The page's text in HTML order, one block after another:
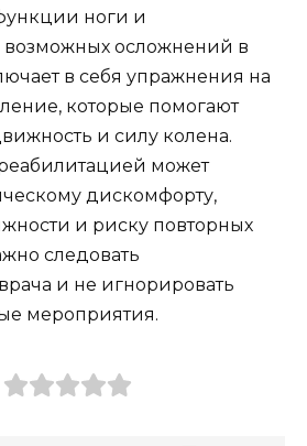
ноги и
осложнений в
в себя упражнения на
которые помогают
и силу колена.
может
дискомфорту,
и риску повторных
следовать
и не игнорировать
мероприятия.